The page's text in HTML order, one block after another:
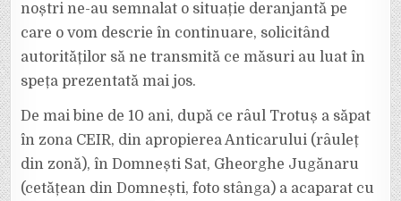
DOMENIUL
PUBLIC
PROVOCATE
DE
AUTORITĂȚILE
PENTRU
INTRAREA
ÎN
LEGALITATE?
noștri ne-au semnalat o situație deranjantă pe
care o vom descrie în continuare, solicitând
autorităților să ne transmită ce măsuri au luat în
speța prezentată mai jos.
De mai bine de 10 ani, după ce râul Trotuș a săpat
în zona CEIR, din apropierea Anticarului (râuleț
din zonă), în Domnești Sat, Gheorghe Jugănaru
(cetățean din Domnești, foto stânga) a acaparat cu